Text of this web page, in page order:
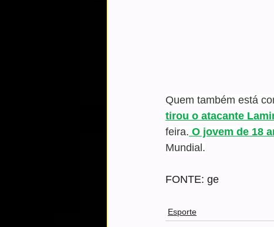
Quem também está
tirou o atacante
feira. O jovem de 18
Mundial.
FONTE: ge
Esporte